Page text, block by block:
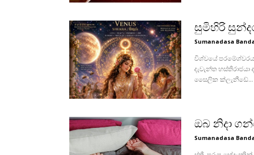
සුමිහිරි
Sumanadasa
විශ්වයේ
දැවැන්ත
සෛලික ක්‌ලැනීඩේ...
ඔබ නිදා
Sumanadasa